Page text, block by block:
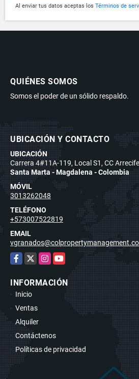
Al enviar tus datos aceptas los Términos de
QUIÉNES SOMOS
Somos el poder de un sólido respaldo.
UBICACIÓN Y CONTACTO
UBICACIÓN
Carrera 4#11A-119, Local S1, CC
Santa Marta - Magdalena - Colombia
MÓVIL
3013262048
TELÉFONO
+573007522819
EMAIL
Facebook
X Instagram
YouTube
INFORMACIÓN
Inicio
Ventas
Alquiler
Contáctenos
Políticas de privacidad